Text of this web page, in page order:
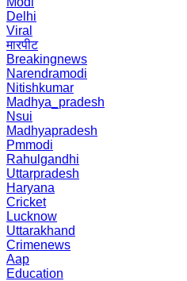
Delhi
Viral
मारपीट
Breakingnews
Narendramodi
Nitishkumar
Madhya_pradesh
Nsui
Madhyapradesh
Pmmodi
Rahulgandhi
Uttarpradesh
Haryana
Cricket
Lucknow
Uttarakhand
Crimenews
Aap
Education